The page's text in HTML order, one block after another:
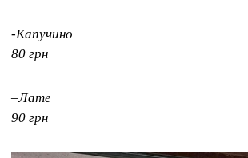
-Капучино
80 грн
–Лате
90 грн